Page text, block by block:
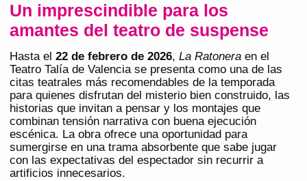
Un imprescindible para los
amantes del teatro de suspense
Hasta el 22 de febrero de 2026, La Ratonera en el
Teatro Talía de Valencia se presenta como una de las
citas teatrales más recomendables de la temporada
para quienes disfrutan del misterio bien construido, las
historias que invitan a pensar y los montajes que
combinan tensión narrativa con buena ejecución
escénica. La obra ofrece una oportunidad para
sumergirse en una trama absorbente que sabe jugar
con las expectativas del espectador sin recurrir a
artificios innecesarios.